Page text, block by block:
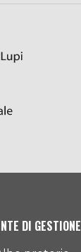
DI GESTIONE